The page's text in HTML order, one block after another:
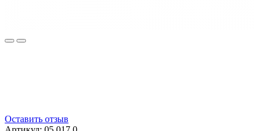
Оставить отзыв